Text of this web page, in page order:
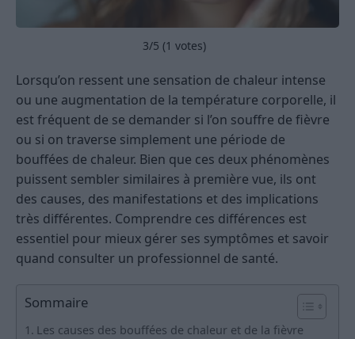
3/5 (1 votes)
Lorsqu’on ressent une sensation de chaleur intense
ou une augmentation de la température corporelle, il
est fréquent de se demander si l’on souffre de fièvre
ou si on traverse simplement une période de
bouffées de chaleur. Bien que ces deux phénomènes
puissent sembler similaires à première vue, ils ont
des causes, des manifestations et des implications
très différentes. Comprendre ces différences est
essentiel pour mieux gérer ses symptômes et savoir
quand consulter un professionnel de santé.
Sommaire
Les causes des bouffées de chaleur et de la fièvre